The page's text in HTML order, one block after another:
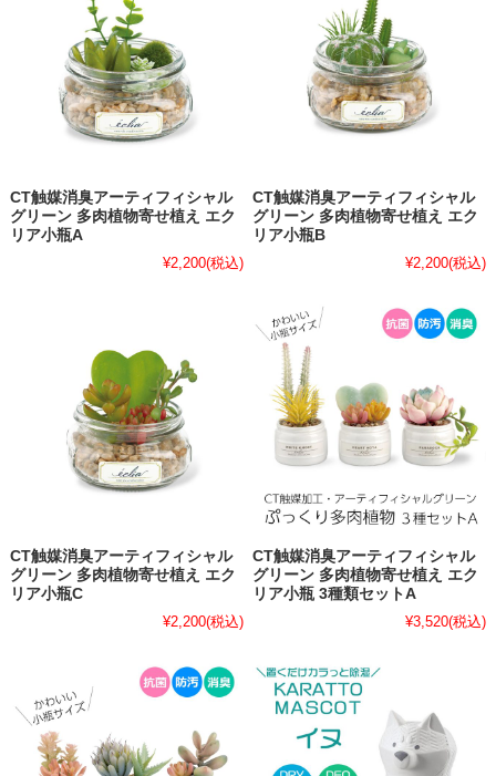
CT触媒消臭アーティフィシャル
グリーン 多肉植物寄せ植え エク
リア小瓶A
¥2,200(税込)
CT触媒消臭アーティフィシャル
グリーン 多肉植物寄せ植え エク
リア小瓶B
¥2,200(税込)
CT触媒消臭アーティフィシャル
グリーン 多肉植物寄せ植え エク
リア小瓶C
¥2,200(税込)
CT触媒消臭アーティフィシャル
グリーン 多肉植物寄せ植え エク
リア小瓶 3種類セットA
¥3,520(税込)